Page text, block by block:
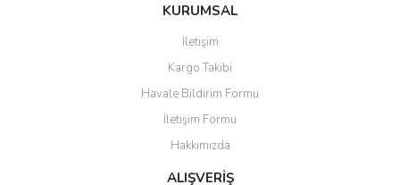
Bu ürüne ilk yorumu siz yapın!
Ürün resmi kalitesiz, bozuk veya görüntülenemiyor.
Ürün açıklamasında eksik bilgiler bulunuyor.
Ürün bilgilerinde hatalar bulunuyor.
Ürün fiyatı diğer sitelerden daha pahalı.
Bu ürüne benzer farklı alternatifler olmalı.
KURUMSAL
İletişim
Kargo Takibi
Havale Bildirim Formu
İletişim Formu
Hakkımızda
ALIŞVERİŞ